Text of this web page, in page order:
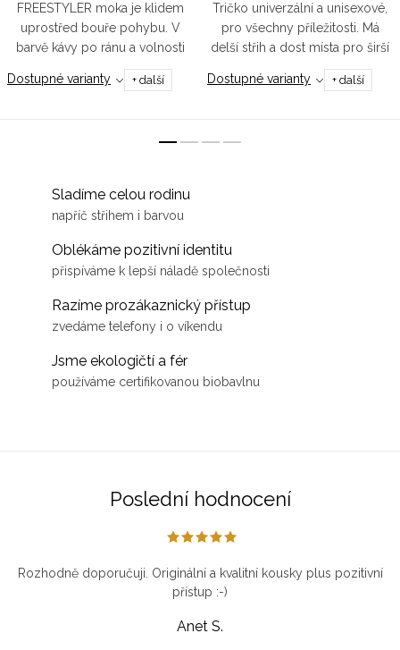
FREESTYLER moka je klidem
uprostřed bouře pohybu. V
barvě kávy po ránu a volnosti
bez hranic. Sáhněte po něm,
když chcete být vidět, a přitom
Dostupné varianty + další
Tričko univerzální a unisexové,
pro všechny příležitosti. Má
delší střih a dost místa pro širší
ramena, větší prsa či pro
cokoliv, co potřebujete schovat.
Dostupné varianty + další
Sladíme celou rodinu
napříč střihem i barvou
Oblékáme pozitivní identitu
přispíváme k lepší náladě společnosti
Razíme prozákaznický přístup
zvedáme telefony i o víkendu
Jsme ekologičtí a fér
používáme certifikovanou biobavlnu
Poslední hodnocení
Rozhodně doporučuji. Originální a kvalitní kousky plus pozitivní
přístup :-)
Anet S.